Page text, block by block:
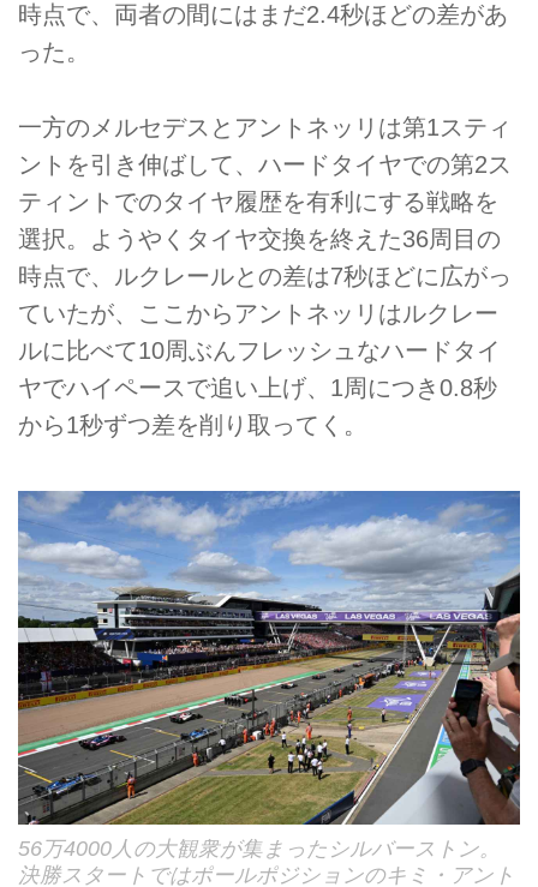
時点で、両者の間にはまだ2.4秒ほどの差があ
った。
一方のメルセデスとアントネッリは第1スティ
ントを引き伸ばして、ハードタイヤでの第2ス
ティントでのタイヤ履歴を有利にする戦略を
選択。ようやくタイヤ交換を終えた36周目の
時点で、ルクレールとの差は7秒ほどに広がっ
ていたが、ここからアントネッリはルクレー
ルに比べて10周ぶんフレッシュなハードタイ
ヤでハイペースで追い上げ、1周につき0.8秒
から1秒ずつ差を削り取ってく。
56万4000人の大観衆が集まったシルバーストン。
決勝スタートではポールポジションのキミ・アント